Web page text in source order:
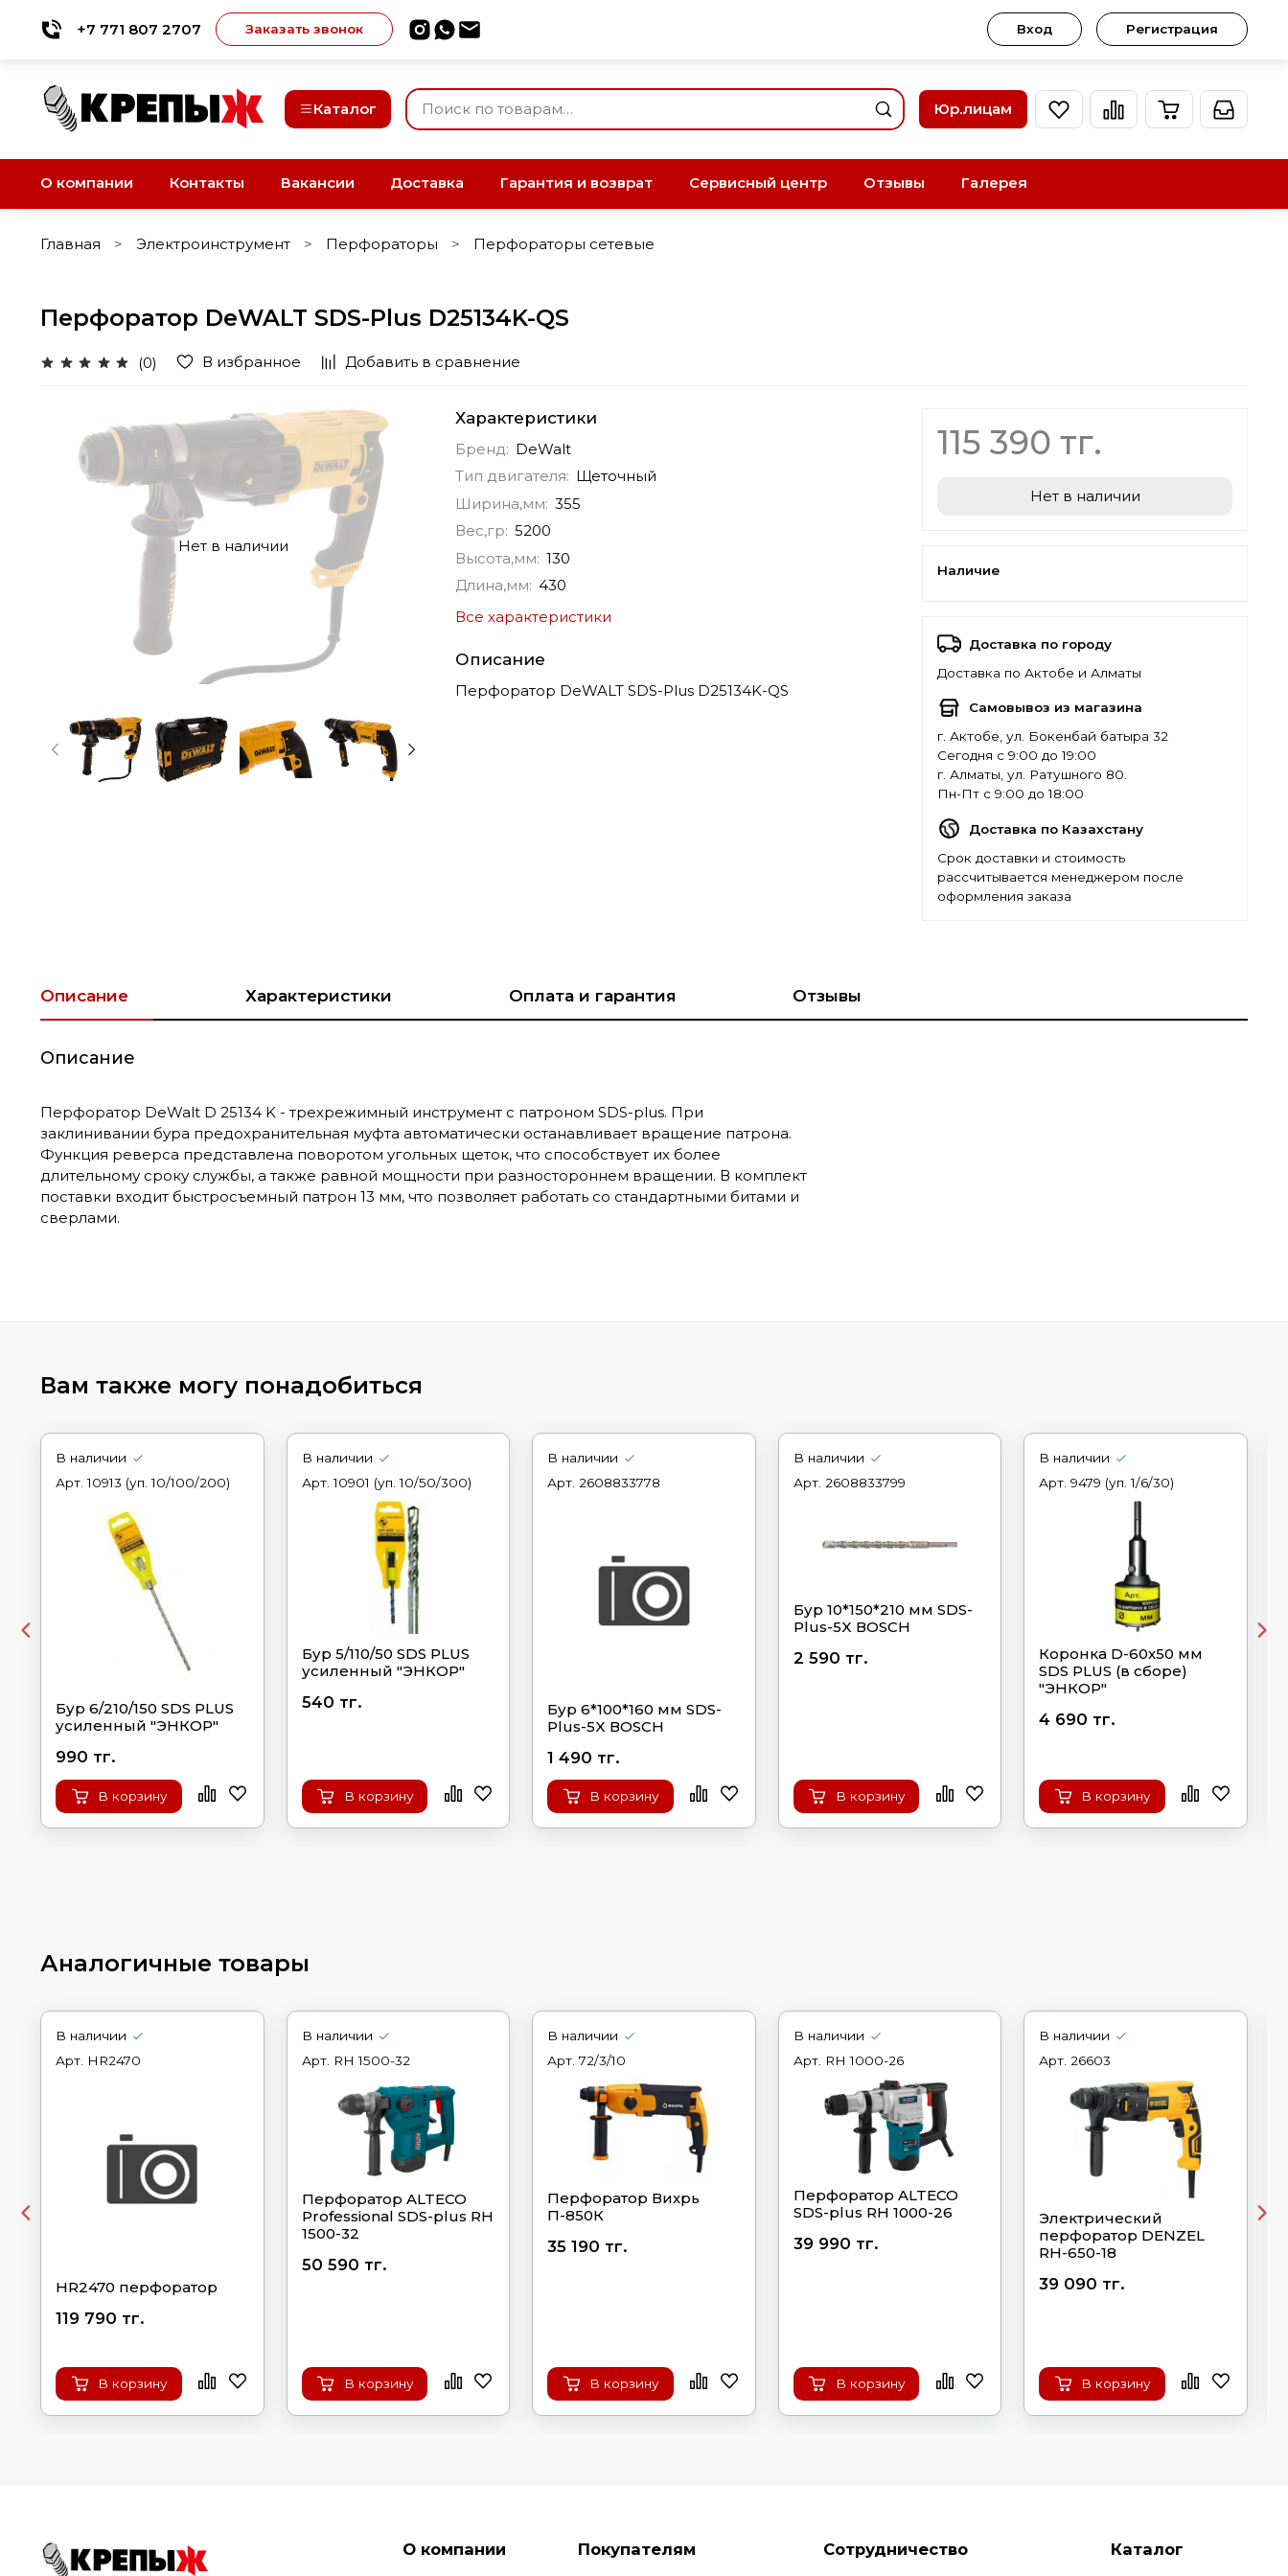
+7 771 807 2707 Заказать звонок Вход Регистрация
Каталог Юр.лицам
О компании Контакты Вакансии Доставка Гарантия и возврат Сервисный центр Отзывы Галерея
Главная Электроинструмент Перфораторы Перфораторы сетевые
Перфоратор DeWALT SDS-Plus D25134K-QS
(0) В избранное Добавить в сравнение
Нет в наличии
Характеристики
Бренд: DeWalt
Тип двигателя: Щеточный
Ширина,мм: 355
Вес,гр: 5200
Высота,мм: 130
Длина,мм: 430
Все характеристики
Описание
Перфоратор DeWALT SDS-Plus D25134K-QS
115 390 тг.
Нет в наличии
Наличие
Доставка по городу
Доставка по Актобе и Алматы
Самовывоз из магазина
г. Актобе, ул. Бокенбай батыра 32
Сегодня с 9:00 до 19:00
г. Алматы, ул. Ратушного 80.
Пн-Пт с 9:00 до 18:00
Доставка по Казахстану
Срок доставки и стоимость
рассчитывается менеджером после
оформления заказа
Описание Характеристики Оплата и гарантия Отзывы
Описание
Перфоратор DeWalt D 25134 K - трехрежимный инструмент с патроном SDS-plus. При
заклинивании бура предохранительная муфта автоматически останавливает вращение патрона.
Функция реверса представлена поворотом угольных щеток, что способствует их более
длительному сроку службы, а также равной мощности при разностороннем вращении. В комплект
поставки входит быстросъемный патрон 13 мм, что позволяет работать со стандартными битами и
сверлами.
Вам также могу понадобиться
В наличии
Арт.10913 (уп. 10/100/200)
Бур 6/210/150 SDS PLUS
усиленный "ЭНКОР"
990 тг.
В корзину
В наличии
Арт.10901 (уп. 10/50/300)
Бур 5/110/50 SDS PLUS
усиленный "ЭНКОР"
540 тг.
В корзину
В наличии
Арт. 2608833778
Бур 6*100*160 мм SDS-
Plus-5X ВОSСН
1 490 тг.
В корзину
В наличии
Арт. 2608833799
Бур 10*150*210 мм SDS-
Plus-5X ВОSСН
2 590 тг.
В корзину
В наличии
Арт.9479 (уп. 1/6/30)
Коронка D-60х50 мм
SDS PLUS (в сборе)
"ЭНКОР"
4 690 тг.
В корзину
Аналогичные товары
В наличии
Арт. HR2470
HR2470 перфоратор
119 790 тг.
В корзину
В наличии
Арт. RH 1500-32
Перфоратор ALTECO
Professional SDS-plus RH
1500-32
50 590 тг.
В корзину
В наличии
Арт.72/3/10
Перфоратор Вихрь
П-850К
35 190 тг.
В корзину
В наличии
Арт. RH 1000-26
Перфоратор ALTECO
SDS-plus RH 1000-26
39 990 тг.
В корзину
В наличии
Арт. 26603
Электрический
перфоратор DENZEL
RH-650-18
39 090 тг.
В корзину
О компании Покупателям Сотрудничество Каталог